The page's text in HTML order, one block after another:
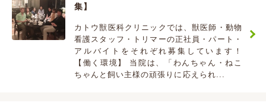
集】
カトウ獣医科クリニックでは、獣医師・動物
看護スタッフ・トリマーの正社員・パート・
アルバイトをそれぞれ募集しています！
【働く環境】 当院は、「わんちゃん・ねこ
ちゃんと飼い主様の頑張りに応えられ...